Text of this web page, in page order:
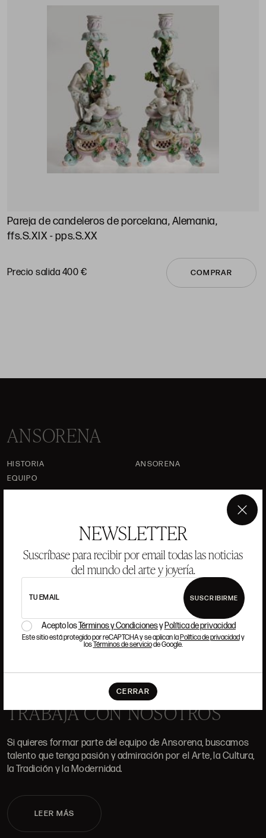
NEWSLETTER
Suscríbase para recibir por email todas las noticias
del mundo del arte y joyería.
TU EMAIL SUSCRIBIRME
Acepto losTérminos y Condicionesy Política de privacidad
Este sitio está protegido por reCAPTCHA y se aplican laPolítica de privacidady
losTérminos de serviciode Google.
CERRAR
×
Pareja de candeleros de porcelana, Alemania,
ffs.S.XIX - pps.S.XX
Precio salida 400 € COMPRAR
ANSORENA
HISTORIA
ANSORENA
EQUIPO
PREGUNTAS FRECUENTES
CONTACTO
DÓNDE ESTAMOS
TRABAJA CON NOSOTROS
Si quieres formar parte del equipo de Ansorena, buscamos
talento que tenga pasión y admiración por el Arte, la Cultura,
la Tradición y la Modernidad.
LEER MÁS